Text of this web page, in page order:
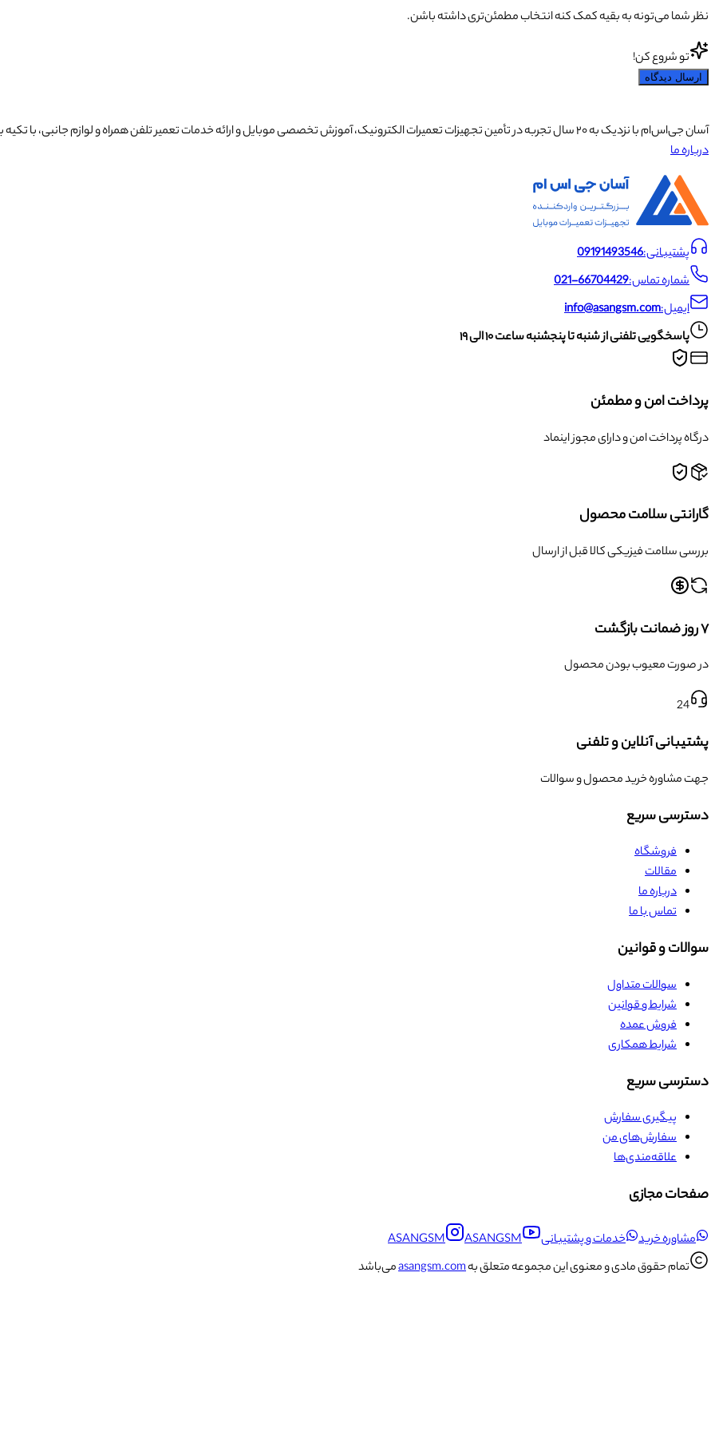
نظر شما می‌تونه به بقیه کمک کنه انتخاب مطمئن‌تری داشته باشن.
تو شروع کن!
ارسال دیدگاه
آسان جی‌اس‌ام با نزدیک به ۲۰ سال تجربه در تأمین تجهیزات تعمیرات الکترونیک، آموزش تخصصی موبایل و ارائه خدمات تعمیر تلفن همراه و لوازم جانبی، با تکیه بر تیمی حرفه‌ای، رضایت و اعتماد مشتریان را اولویت اصلی خود قرار داده است.
درباره ما
پشتیبانی:09191493546
شماره تماس:021-66704429
ایمیل:info@asangsm.com
پاسخگویی تلفنی از شنبه تا پنجشنبه ساعت ۱۰ الی ۱۹
پرداخت امن و مطمئن
درگاه پرداخت امن و دارای مجوز اینماد
گارانتی سلامت محصول
بررسی سلامت فیزیکی کالا قبل از ارسال
۷ روز ضمانت بازگشت
در صورت معیوب بودن محصول
24
پشتیبانی آنلاین و تلفنی
جهت مشاوره خرید محصول و سوالات
دسترسی سریع
فروشگاه
مقالات
درباره ما
تماس با ما
سوالات و قوانین
سوالات متداول
شرایط و قوانین
فروش عمده
شرایط همکاری
دسترسی سریع
پیگیری سفارش
سفارش‌های من
علاقه‌مندی‌ها
صفحات مجازی
مشاوره خرید خدمات و پشتیبانی ASANGSM
ASANGSM
تمام حقوق مادی و معنوی این مجموعه متعلق بهasangsm.comمی‌باشد